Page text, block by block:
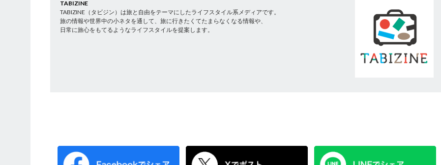
TABIZINE
TABIZINE（タビジン）は旅と自由をテーマにしたライフスタイル系メディアです。
旅の情報や世界中の小ネタを通して、旅に行きたくてたまらなくなる情報や、
日常に旅心をもてるようなライフスタイルを提案します。